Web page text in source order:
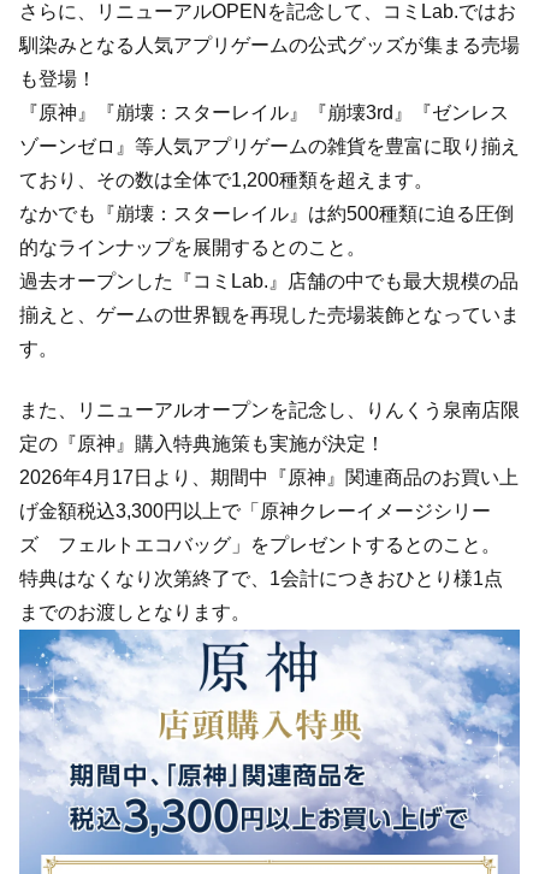
さらに、リニューアルOPENを記念して、コミLab.ではお
馴染みとなる人気アプリゲームの公式グッズが集まる売場
も登場！
『原神』『崩壊：スターレイル』『崩壊3rd』『ゼンレス
ゾーンゼロ』等人気アプリゲームの雑貨を豊富に取り揃え
ており、その数は全体で1,200種類を超えます。
なかでも『崩壊：スターレイル』は約500種類に迫る圧倒
的なラインナップを展開するとのこと。
過去オープンした『コミLab.』店舗の中でも最大規模の品
揃えと、ゲームの世界観を再現した売場装飾となっていま
す。
また、リニューアルオープンを記念し、りんくう泉南店限
定の『原神』購入特典施策も実施が決定！
2026年4月17日より、期間中『原神』関連商品のお買い上
げ金額税込3,300円以上で「原神クレーイメージシリー
ズ フェルトエコバッグ」をプレゼントするとのこと。
特典はなくなり次第終了で、1会計につきおひとり様1点
までのお渡しとなります。